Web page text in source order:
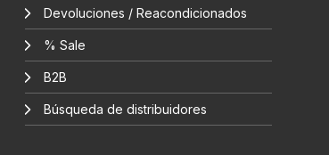
Devoluciones / Reacondicionados
% Sale
B2B
Búsqueda de distribuidores